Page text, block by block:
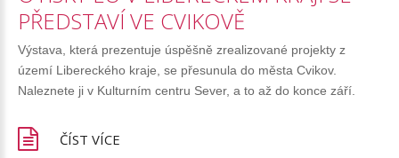
PŘEDSTAVÍ VE CVIKOVĚ
Výstava, která prezentuje úspěšně zrealizované projekty z
území Libereckého kraje, se přesunula do města Cvikov.
Naleznete ji v Kulturním centru Sever, a to až do konce září.
ČÍST VÍCE